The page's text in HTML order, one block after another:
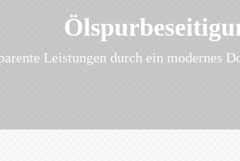
Leistungen durch ein modernes